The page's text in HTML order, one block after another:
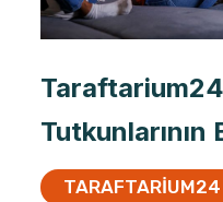
Tutkunlarının
TARAFTARIUM24